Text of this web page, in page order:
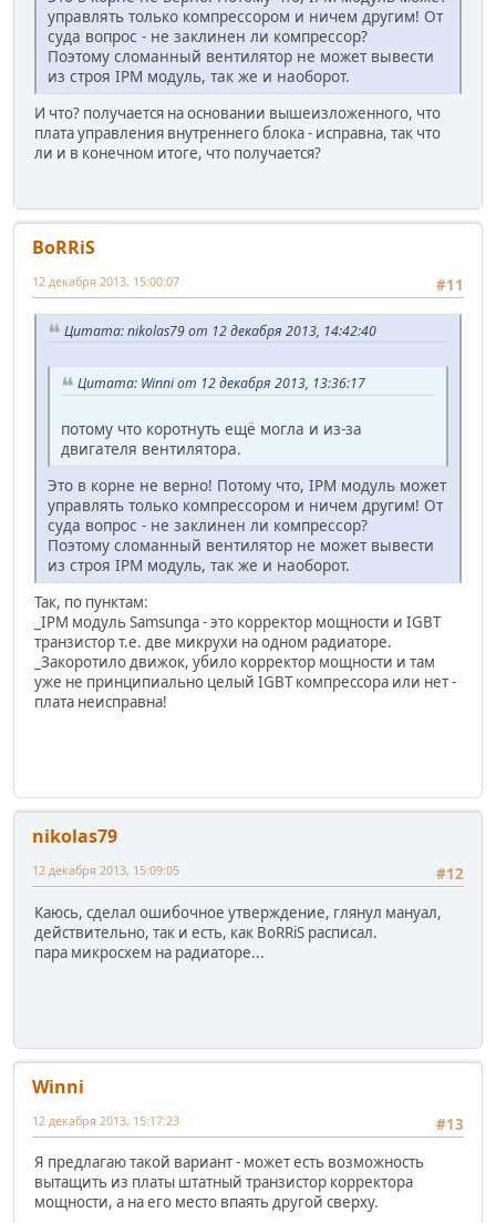
управлять только компрессором и ничем другим! От
суда вопрос - не заклинен ли компрессор?
Поэтому сломанный вентилятор не может вывести
из строя IPM модуль, так же и наоборот.
И что? получается на основании вышеизложенного, что
плата управления внутреннего блока - исправна, так что
ли и в конечном итоге, что получается?
BoRRiS
#11
12 декабря 2013, 15:00:07
Цитата: nikolas79 от 12 декабря 2013, 14:42:40
Цитата: Winni от 12 декабря 2013, 13:36:17
потому что коротнуть ещё могла и из-за
двигателя вентилятора.
Это в корне не верно! Потому что, IPM модуль может
управлять только компрессором и ничем другим! От
суда вопрос - не заклинен ли компрессор?
Поэтому сломанный вентилятор не может вывести
из строя IPM модуль, так же и наоборот.
Так, по пунктам:
_IPM модуль Samsunga - это корректор мощности и IGBT
транзистор т.е. две микрухи на одном радиаторе.
_Закоротило движок, убило корректор мощности и там
уже не принципиально целый IGBT компрессора или нет -
плата неисправна!
nikolas79
#12
12 декабря 2013, 15:09:05
Каюсь, сделал ошибочное утверждение, глянул мануал,
действительно, так и есть, как BoRRiS расписал.
пара микросхем на радиаторе...
Winni
#13
12 декабря 2013, 15:17:23
Я предлагаю такой вариант - может есть возможность
вытащить из платы штатный транзистор корректора
мощности, а на его место впаять другой сверху.